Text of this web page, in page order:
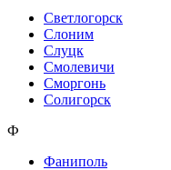
Светлогорск
Слоним
Слуцк
Смолевичи
Сморгонь
Солигорск
Ф
Фаниполь